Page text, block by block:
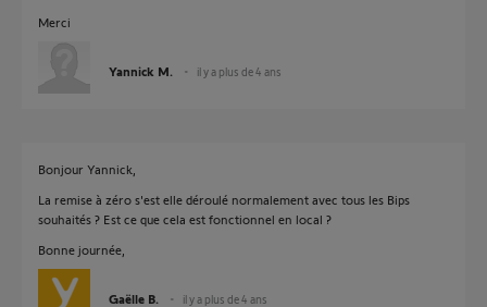
Merci
Yannick M. il y a plus de 4 ans
Bonjour Yannick,
La remise à zéro s'est elle déroulé normalement avec tous les Bips
souhaités ? Est ce que cela est fonctionnel en local ?
Bonne journée,
Gaëlle B. il y a plus de 4 ans